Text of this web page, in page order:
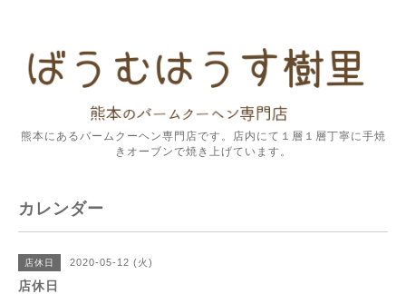
熊本にあるバームクーヘン専門店です。店内にて１層１層丁寧に手焼
きオーブンで焼き上げています。
カレンダー
店休日 2020-05-12 (火)
店休日